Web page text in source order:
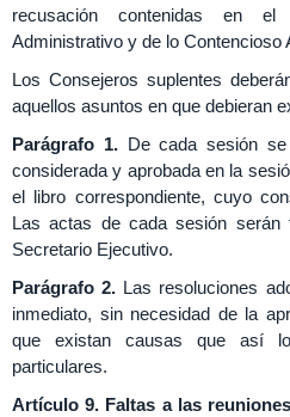
recusación contenidas en el
Administrativo y de lo Contencioso
Los Consejeros suplentes
aquellos asuntos en que debieran
Parágrafo 1.De cada sesión se
considerada y aprobada en la
el libro correspondiente, cuyo
Las actas de cada sesión serán
Secretario Ejecutivo.
Parágrafo 2. Las resoluciones
inmediato, sin necesidad de la
que existan causas que así
particulares.
Artículo 9. Faltas a las